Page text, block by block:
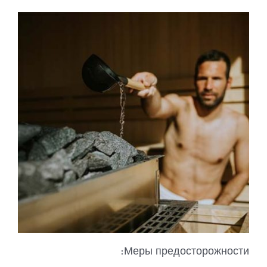
Меры предосторожности: